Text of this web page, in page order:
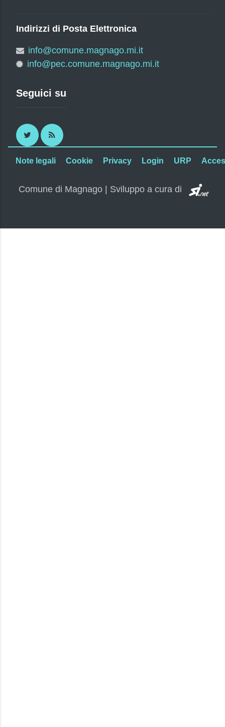
Indirizzi di Posta Elettronica
info@comune.magnago.mi.it
info@pec.comune.magnago.mi.it
Seguici su
Twitter RSS
Note legali Cookie Privacy Login URP
Comune di Magnago | Sviluppo a cura di